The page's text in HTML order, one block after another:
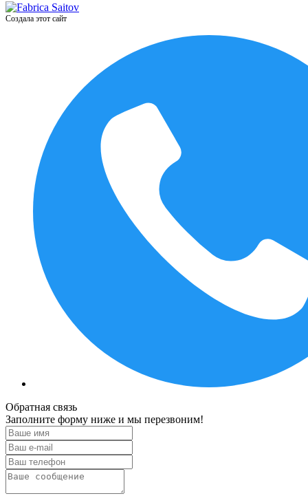
Создала этот сайт
Обратная связь
Заполните форму ниже и мы перезвоним!